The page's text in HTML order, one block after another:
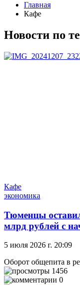
Главная
Кафе
Новости по
Кафе
экономика
Тюменцы
млрд рублей с
5 июля 2026 г. 20:09
Оборот общепита в
1456
0